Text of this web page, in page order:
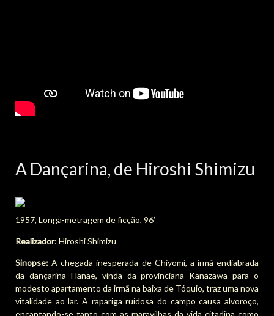
A Dançarina, de Hiroshi Shimizu
1957, Longa-metragem de ficção, 96’
Realizador: Hiroshi Shimizu
Sinopse:A chegada inesperada de Chiyomi, a irmã endiabrada
da dançarina Hanae, vinda da provinciana Kanazawa para o
modesto apartamento da irmã na baixa de Tóquio, traz uma nova
vitalidade ao lar. A rapariga ruidosa do campo causa alvoroço,
encantando-se tanto com as maravilhas da vida citadina como